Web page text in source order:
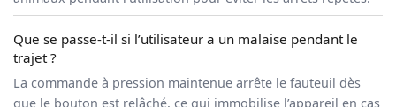
Que se passe-t-il si l’utilisateur a un malaise pendant le
trajet ?
La commande à pression maintenue arrête le fauteuil dès
que le bouton est relâché, ce qui immobilise l’appareil en cas